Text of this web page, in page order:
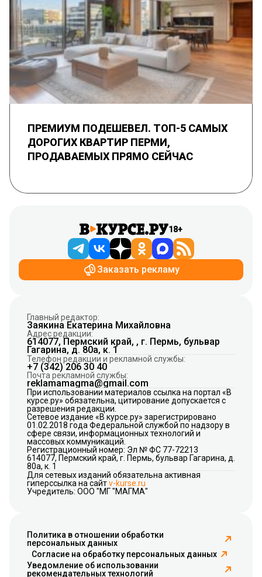
ПРЕМИУМ ПОДЕШЕВЕЛ. ТОП-5 САМЫХ
ДОРОГИХ КВАРТИР ПЕРМИ,
ПРОДАВАЕМЫХ ПРЯМО СЕЙЧАС
18+
Заказать рекламу
Главный редактор:
Заякина Екатерина Михайловна
Адрес редакции:
614077, Пермский край, , г. Пермь, бульвар
Гагарина, д. 80а, к. 1
Телефон редакции и рекламной службы:
+7 (342) 206 30 40
Почта рекламной службы:
reklamamagma@gmail.com
При использовании материалов ссылка на портал «В
курсе.ру» обязательна, цитирование допускается с
разрешения редакции.
Сетевое издание «В курсе.ру» зарегистрировано
01.02.2018 года Федеральной службой по надзору в
сфере связи, информационных технологий и
массовых коммуникаций.
Регистрационный номер: Эл № ФС 77-72213
614077, Пермский край, г. Пермь, бульвар Гагарина, д.
80а, к. 1
Для сетевых изданий обязательна активная
гиперссылка на сайтv-kurse.ru
Учредитель: ООО "МГ "МАГМА"
Политика в отношении обработки
персональных данных
Согласие на обработку персональных данных
Уведомление об использовании
рекомендательных технологий